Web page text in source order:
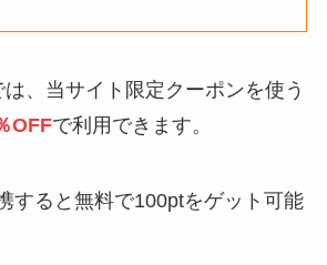
、当サイト限定クーポンを使う
OFFで利用できます。
すると無料で100ptをゲット可能